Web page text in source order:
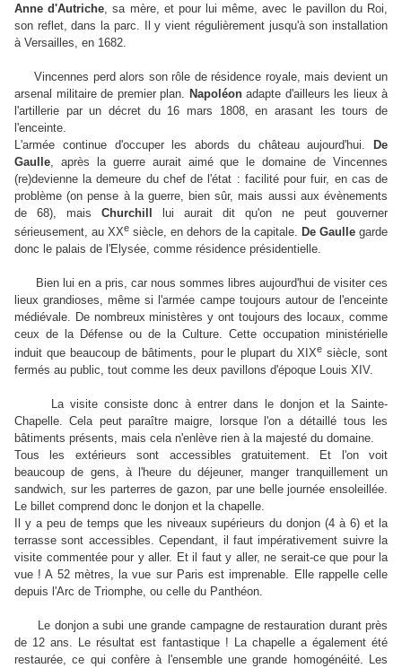
Anne d'Autriche , sa mère, et pour lui même, avec le pavillon du Roi,
son reflet, dans la parc. Il y vient régulièrement jusqu'à son installation
à Versailles, en 1682.
Vincennes perd alors son rôle de résidence royale, mais devient un
arsenal militaire de premier plan. Napoléonadapte d'ailleurs les lieux à
l'artillerie par un décret du 16 mars 1808, en arasant les tours de
l'enceinte.
L'armée continue d'occuper les abords du château aujourd'hui. De
Gaulle , après la guerre aurait aimé que le domaine de Vincennes
(re)devienne la demeure du chef de l'état : facilité pour fuir, en cas de
problème (on pense à la guerre, bien sûr, mais aussi aux évènements
de 68), mais Churchill lui aurait dit qu'on ne peut gouverner
sérieusement, au XXe siècle, en dehors de la capitale. De Gaulle garde
donc le palais de l'Elysée, comme résidence présidentielle.
Bien lui en a pris, car nous sommes libres aujourd'hui de visiter ces
lieux grandioses, même si l'armée campe toujours autour de l'enceinte
médiévale. De nombreux ministères y ont toujours des locaux, comme
ceux de la Défense ou de la Culture. Cette occupation ministérielle
induit que beaucoup de bâtiments, pour le plupart du XIXe siècle, sont
fermés au public, tout comme les deux pavillons d'époque Louis XIV.
La visite consiste donc à entrer dans le donjon et la Sainte-
Chapelle. Cela peut paraître maigre, lorsque l'on a détaillé tous les
bâtiments présents, mais cela n'enlève rien à la majesté du domaine.
Tous les extérieurs sont accessibles gratuitement. Et l'on voit
beaucoup de gens, à l'heure du déjeuner, manger tranquillement un
sandwich, sur les parterres de gazon, par une belle journée ensoleillée.
Le billet comprend donc le donjon et la chapelle.
Il y a peu de temps que les niveaux supérieurs du donjon (4 à 6) et la
terrasse sont accessibles. Cependant, il faut impérativement suivre la
visite commentée pour y aller. Et il faut y aller, ne serait-ce que pour la
vue ! A 52 mètres, la vue sur Paris est imprenable. Elle rappelle celle
depuis l'Arc de Triomphe, ou celle du Panthéon.
Le donjon a subi une grande campagne de restauration durant près
de 12 ans. Le résultat est fantastique ! La chapelle a également été
restaurée, ce qui confère à l'ensemble une grande homogénéité. Les